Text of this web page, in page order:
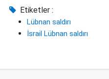
Etiketler :
Lübnan saldırı
İsrail Lübnan saldırı